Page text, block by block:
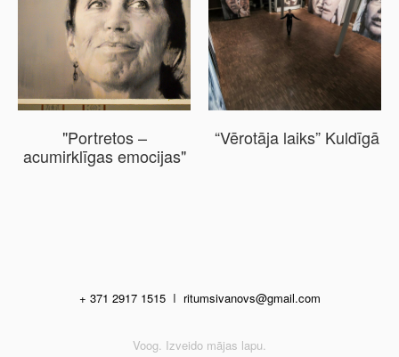
"Portretos –
acumirklīgas emocijas"
“Vērotāja laiks” Kuldīgā
+ 371 2917 1515I ritumsivanovs@gmail.com
Voog. Izveido mājas lapu.